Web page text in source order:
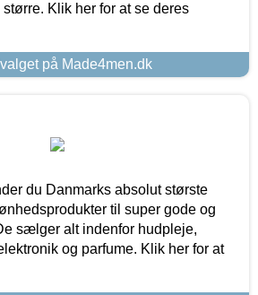
Klik her for at se deres
på Made4men.dk
du Danmarks absolut største
til super gode og
sælger alt indenfor hudpleje,
og parfume. Klik her for at